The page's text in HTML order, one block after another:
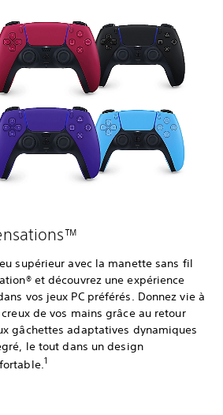
supérieur avec la manette sans fil
et découvrez une expérience
vos jeux PC préférés. Donnez vie à
de vos mains grâce au retour
gâchettes adaptatives dynamiques
le tout dans un design
1